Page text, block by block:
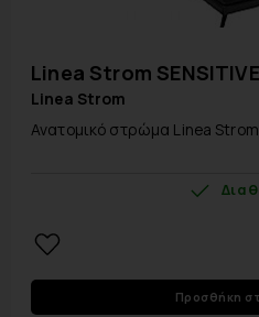
Linea Strom
Linea Strom
Ανατομικό στρώμα Linea
Προσθήκη